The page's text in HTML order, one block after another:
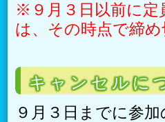
※９月３日以前に定
は、その時点で締め
キャンセルに
９月３日までに参